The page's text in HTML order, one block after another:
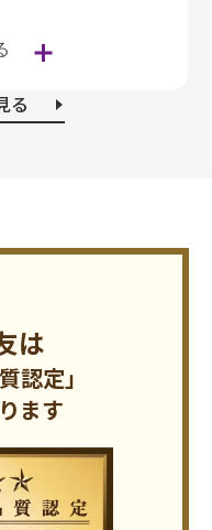
る
は
認定」
ます